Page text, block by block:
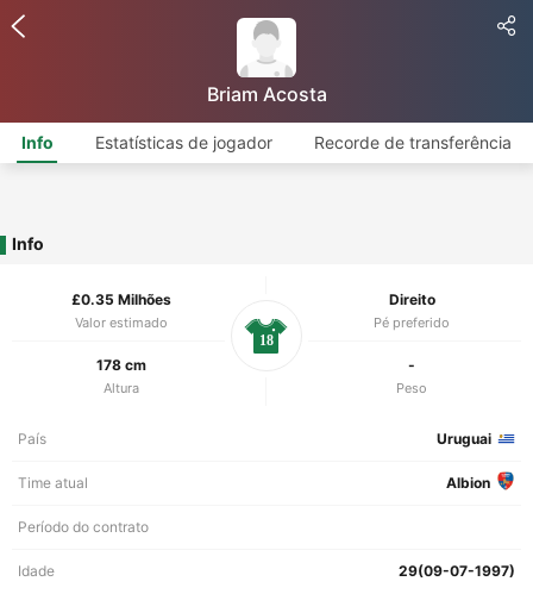
Briam Acosta
Info Estatísticas de jogador Recorde de transferência
Info
£0.35 Milhões
Valor estimado
Direito
Pé preferido
178 cm
Altura
-
Peso
18
País Uruguai
Time atual Albion
Período do contrato
Idade 29(09-07-1997)